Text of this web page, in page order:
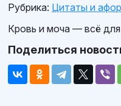
Рубрика: Цитаты и
Кровь и моча — всё для
Поделиться